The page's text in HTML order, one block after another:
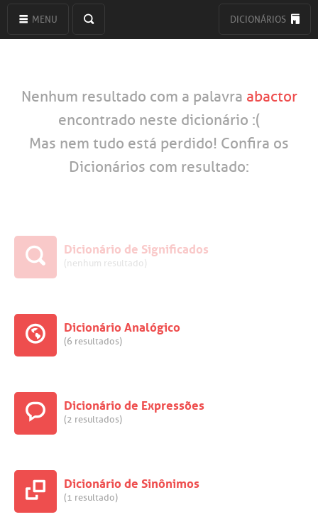
MENU DICIONÁRIOS
Nenhum resultado com a palavra abactor
encontrado neste dicionário :(
Mas nem tudo está perdido! Confira os
Dicionários com resultado:
Dicionário de Significados
(nenhum resultado)
Dicionário Analógico
(6 resultados)
Dicionário de Expressões
(2 resultados)
Dicionário de Sinônimos
(1 resultado)